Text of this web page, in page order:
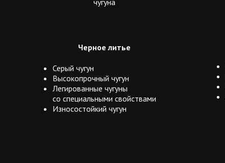
Черное литье
Серый чугун
Высокопрочный чугун
Легированные чугуны
со специальными свойствами
Износостойкий чугун